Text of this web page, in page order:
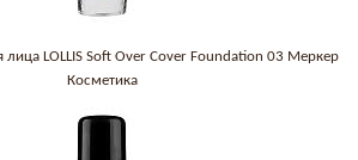
LOLLIS Soft Over Cover Foundation 03 Меркер
Косметика